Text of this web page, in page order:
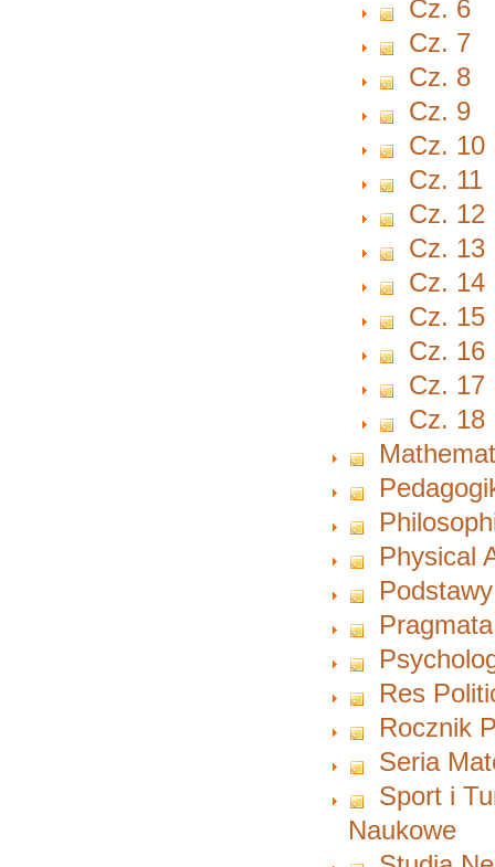
Cz. 6
Cz. 7
Cz. 8
Cz. 9
Cz. 10
Cz. 11
Cz. 12
Cz. 13
Cz. 14
Cz. 15
Cz. 16
Cz. 17
Cz. 18
Physical
Res
Rocznik
Seria
Sport i
Naukowe